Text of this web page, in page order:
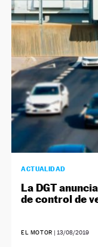
NEWSLETTER
SÍGUENOS
ACTUALIDAD
La DGT
de control de
EL MOTOR | 13/08/2019